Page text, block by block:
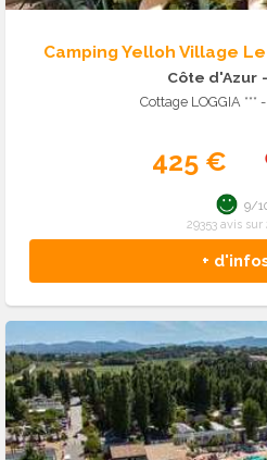
Camping Yelloh Village
Côte d'Azur
Cottage LOGGIA ***
425 €
+
9/
29353 avis sur